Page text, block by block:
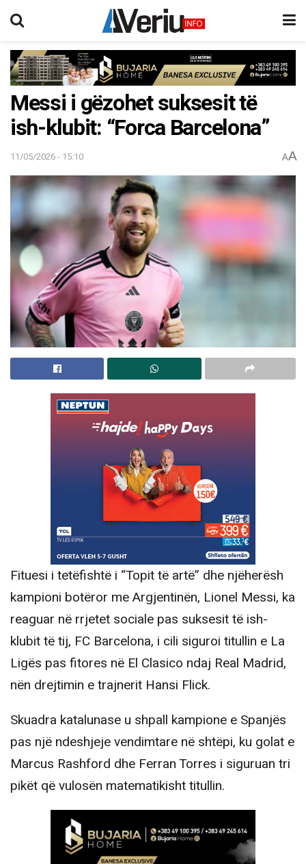
Messi i gëzohet suksesit të
ish-klubit: “Forca Barcelona”
11/05/2026 - 15:10 AA
Fituesi i tetëfishtë i “Topit të artë” dhe njëherësh
kampioni botëror me Argjentinën, Lionel Messi, ka
reaguar në rrjetet sociale pas suksesit të ish-
klubit të tij, FC Barcelona, i cili siguroi titullin e La
Ligës pas fitores në El Clasico ndaj Real Madrid,
nën drejtimin e trajnerit Hansi Flick.
Skuadra katalunase u shpall kampione e Spanjës
pas një ndeshjeje vendimtare në shtëpi, ku golat e
Marcus Rashford dhe Ferran Torres i siguruan tri
pikët që vulosën matematikisht titullin.